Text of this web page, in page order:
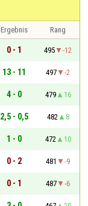
Ergebnis
Rang
0 - 1 495
-12
13 - 11 497
-2
4 - 0 479
16
2,5 - 0,5 482
8
1 - 0 472
10
0 - 2 481
-9
0 - 1 487
-6